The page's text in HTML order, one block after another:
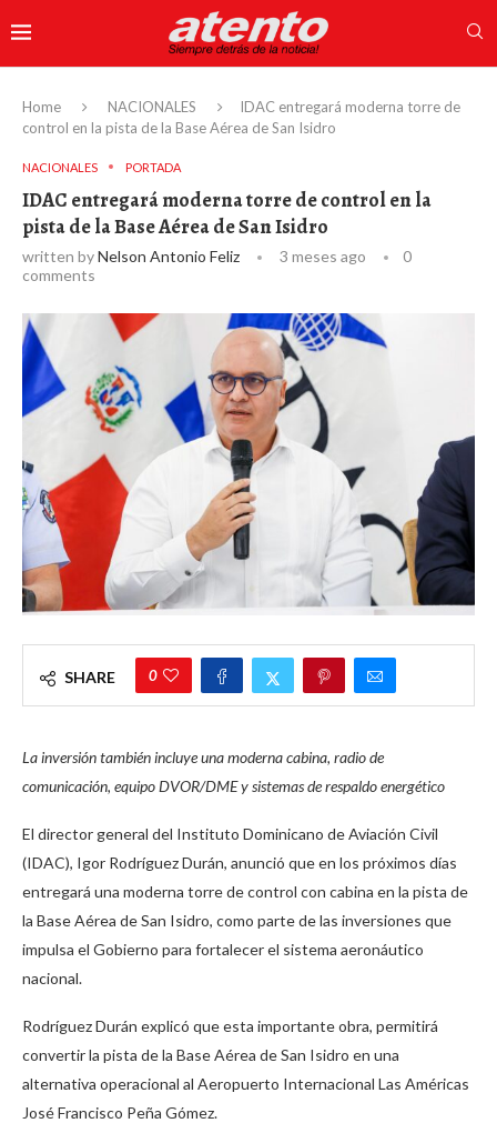
Home NACIONALES
IDAC entregará moderna torre de
control en la pista de la Base Aérea de San Isidro
NACIONALES PORTADA
IDAC entregará moderna torre de control en la
pista de la Base Aérea de San Isidro
written byNelson Antonio Feliz 3 meses ago
0
comments
SHARE 0
La inversión también incluye una moderna cabina, radio de
comunicación, equipo DVOR/DME y sistemas de respaldo energético
El director general del Instituto Dominicano de Aviación Civil
(IDAC), Igor Rodríguez Durán, anunció que en los próximos días
entregará una moderna torre de control con cabina en la pista de
la Base Aérea de San Isidro, como parte de las inversiones que
impulsa el Gobierno para fortalecer el sistema aeronáutico
nacional.
Rodríguez Durán explicó que esta importante obra, permitirá
convertir la pista de la Base Aérea de San Isidro en una
alternativa operacional al Aeropuerto Internacional Las Américas
José Francisco Peña Gómez.